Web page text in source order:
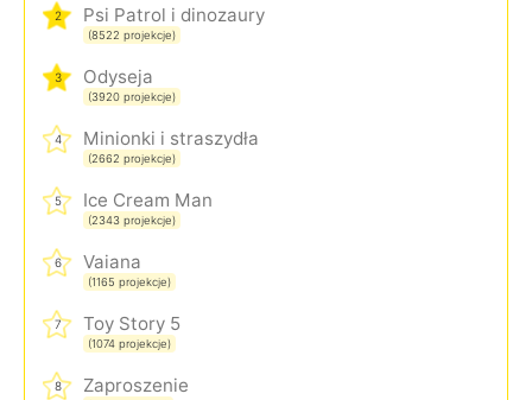
2 Psi Patrol i dinozaury
(8522 projekcje)
3 Odyseja
(3920 projekcje)
4 Minionki i straszydła
(2662 projekcje)
5 Ice Cream Man
(2343 projekcje)
6 Vaiana
(1165 projekcje)
7 Toy Story 5
(1074 projekcje)
8 Zaproszenie